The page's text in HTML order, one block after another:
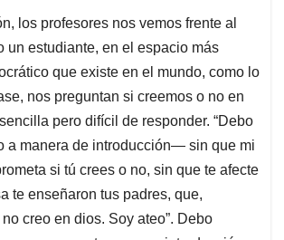
los profesores nos vemos frente al
un estudiante, en el espacio más
que existe en el mundo, como lo
nos preguntan si creemos o no en
pero difícil de responder. “Debo
a manera de introducción— sin que mi
si tú crees o no, sin que te afecte
te enseñaron tus padres, que,
creo en dios. Soy ateo”. Debo